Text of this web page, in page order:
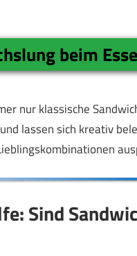
beim
nur klassische
lassen sich kreativ
Sind